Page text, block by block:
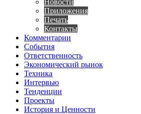
Новости
Приложения
Печать
Контакты
Комментарии
События
Ответственность
Экономический рынок
Техника
Интервью
Тенденции
Проекты
История и Ценности